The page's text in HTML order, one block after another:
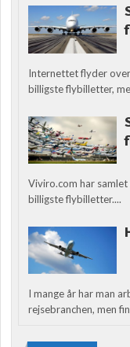
Internettet flyder
billigste flybilletter,
Viviro.com har
billigste flybilletter....
I mange år har man
rejsebranchen, men